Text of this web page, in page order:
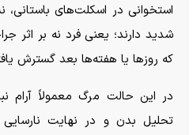
استخوانی در اسکلت‌های باستانی،
شدید دارند؛ یعنی فرد نه بر اثر
که روز‌ها یا هفته‌ها بعد گسترش
در این حالت مرگ معمولاً آرام
تحلیل بدن و در نهایت